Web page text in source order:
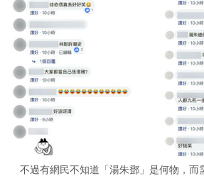
不過有網民不知道「湯朱鄧」是何物，而